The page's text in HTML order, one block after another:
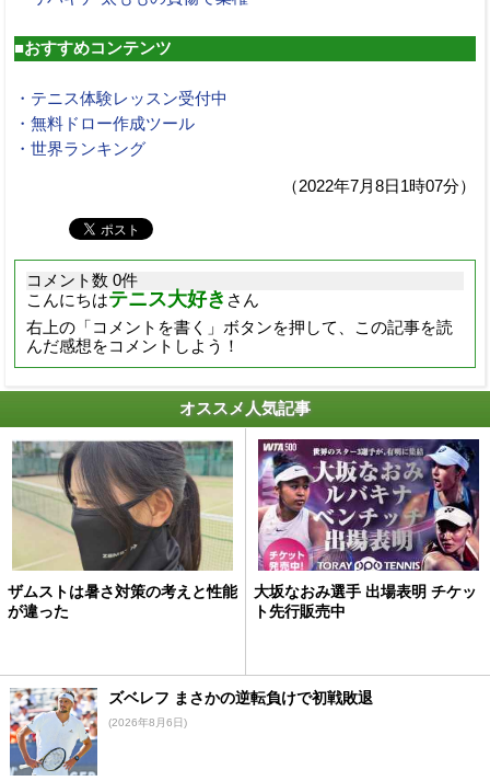
■おすすめコンテンツ
・テニス体験レッスン受付中
・無料ドロー作成ツール
・世界ランキング
（2022年7月8日1時07分）
コメント数 0件
こんにちはテニス大好き さん
右上の「コメントを書く」ボタンを押して、この記事を読
んだ感想をコメントしよう！
オススメ人気記事
ザムストは暑さ対策の考えと性能
が違った
大坂なおみ選手 出場表明 チケッ
ト先行販売中
ズベレフ まさかの逆転負けで初戦敗退
(2026年8月6日)